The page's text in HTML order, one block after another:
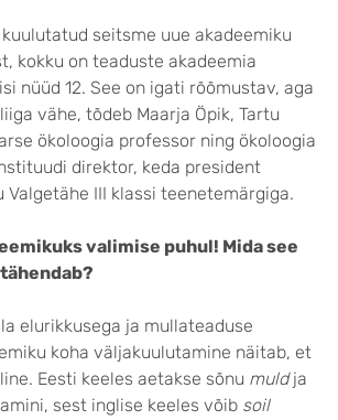
seitsme uue akadeemiku
kokku on teaduste akadeemia
nüüd 12. See on igati rõõmustav, aga
vähe, tõdeb Maarja Öpik, Tartu
ökoloogia professor ning ökoloogia
direktor, keda president
III klassi teenetemärgiga.
valimise puhul! Mida see
elurikkusega ja mullateaduse
koha väljakuulutamine näitab, et
Eesti keeles aetakse sõnu muldja
sest inglise keeles võib soil